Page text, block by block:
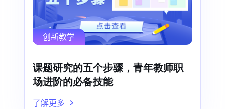
创新教学
课题研究的五个步骤，青年教师职
场进阶的必备技能
了解更多